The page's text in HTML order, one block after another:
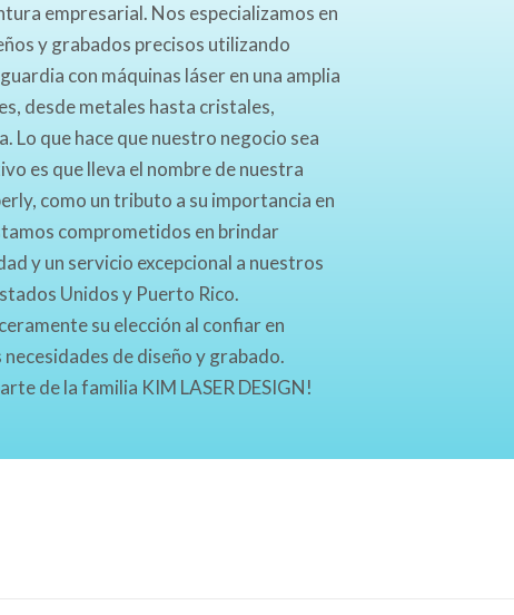
empresarial. Nos especializamos en
y grabados precisos utilizando
con máquinas láser en una amplia
desde metales hasta cristales,
Lo que hace que nuestro negocio sea
es que lleva el nombre de nuestra
como un tributo a su importancia en
comprometidos en brindar
y un servicio excepcional a nuestros
Unidos y Puerto Rico.
su elección al confiar en
de diseño y grabado.
de la familia KIM LASER DESIGN!